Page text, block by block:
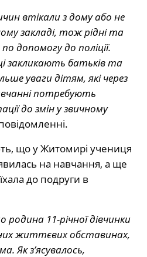
втікали з дому або не
закладі, тож рідні та
допомогу до поліції.
закликають батьків та
уваги дітям, які через
потребують
до змін у звичному
що у Житомирі учениця
на навчання, а ще
до подруги в
11-річної дівчинки
життєвих обставинах,
Як з’ясувалось,